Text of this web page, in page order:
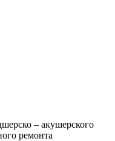
– акушерского
ремонта